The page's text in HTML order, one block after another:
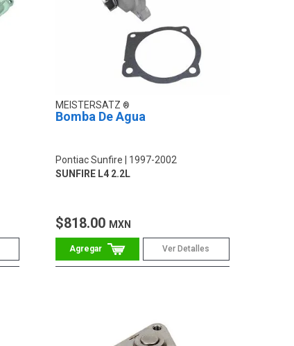
MEISTERSATZ
Bomba De Agua
Pontiac Sunfire
1997-2002
SUNFIRE L4 2.2L
$818.00 MXN
Ver Detalles